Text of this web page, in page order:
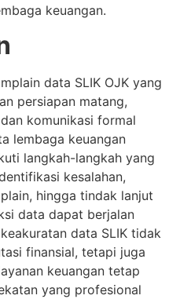
keuangan.
data SLIK OJK yang
persiapan matang,
komunikasi formal
lembaga keuangan
langkah-langkah yang
kesalahan,
hingga tindak lanjut
data dapat berjalan
data SLIK tidak
finansial, tetapi juga
keuangan tetap
yang profesional